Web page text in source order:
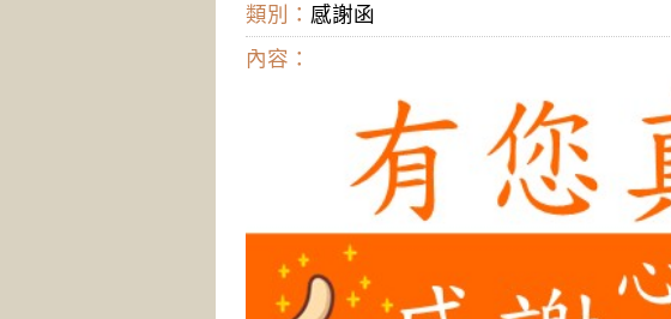
類別： 感謝函
內容：